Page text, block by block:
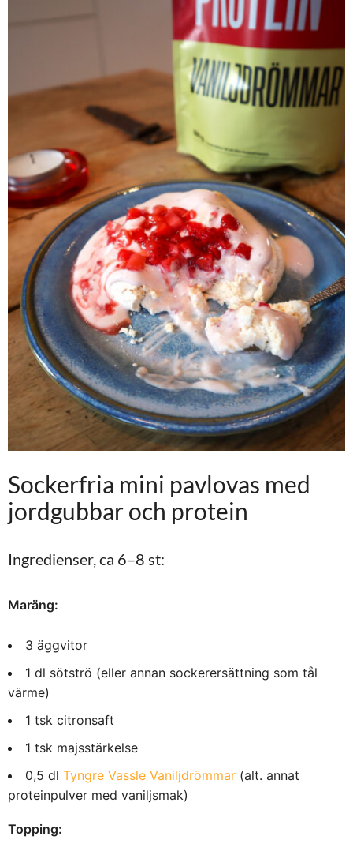
Sockerfria mini pavlovas med
jordgubbar och protein
Ingredienser, ca 6–8 st:
Maräng:
3 äggvitor
1 dl sötströ (eller annan sockerersättning som tål
värme)
1 tsk citronsaft
1 tsk majsstärkelse
0,5 dl Tyngre Vassle Vaniljdrömmar (alt. annat
proteinpulver med vaniljsmak)
Topping: